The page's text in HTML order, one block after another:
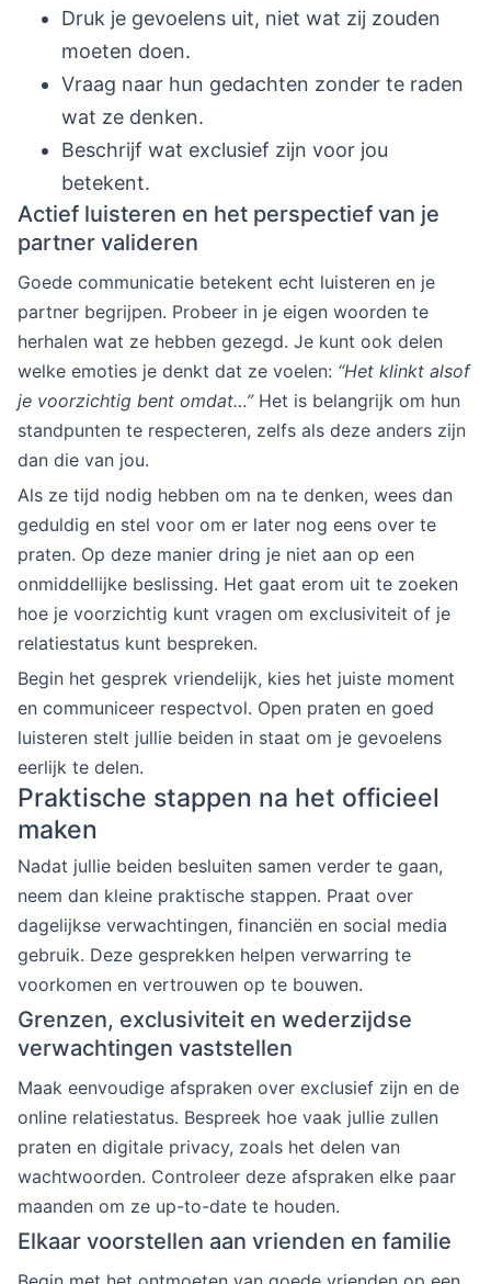
Druk je gevoelens uit, niet wat zij zouden
moeten doen.
Vraag naar hun gedachten zonder te raden
wat ze denken.
Beschrijf wat exclusief zijn voor jou
betekent.
Actief luisteren en het perspectief van je
partner valideren
Goede communicatie betekent echt luisteren en je
partner begrijpen. Probeer in je eigen woorden te
herhalen wat ze hebben gezegd. Je kunt ook delen
welke emoties je denkt dat ze voelen: “Het klinkt alsof
je voorzichtig bent omdat…”Het is belangrijk om hun
standpunten te respecteren, zelfs als deze anders zijn
dan die van jou.
Als ze tijd nodig hebben om na te denken, wees dan
geduldig en stel voor om er later nog eens over te
praten. Op deze manier dring je niet aan op een
onmiddellijke beslissing. Het gaat erom uit te zoeken
hoe je voorzichtig kunt vragen om exclusiviteit of je
relatiestatus kunt bespreken.
Begin het gesprek vriendelijk, kies het juiste moment
en communiceer respectvol. Open praten en goed
luisteren stelt jullie beiden in staat om je gevoelens
eerlijk te delen.
Praktische stappen na het officieel
maken
Nadat jullie beiden besluiten samen verder te gaan,
neem dan kleine praktische stappen. Praat over
dagelijkse verwachtingen, financiën en social media
gebruik. Deze gesprekken helpen verwarring te
voorkomen en vertrouwen op te bouwen.
Grenzen, exclusiviteit en wederzijdse
verwachtingen vaststellen
Maak eenvoudige afspraken over exclusief zijn en de
online relatiestatus. Bespreek hoe vaak jullie zullen
praten en digitale privacy, zoals het delen van
wachtwoorden. Controleer deze afspraken elke paar
maanden om ze up-to-date te houden.
Elkaar voorstellen aan vrienden en familie